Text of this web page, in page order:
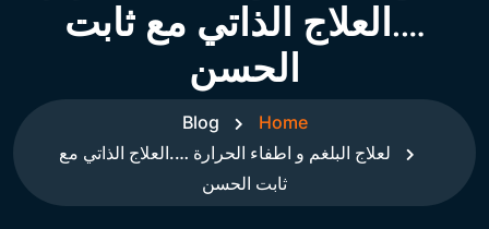
….العلاج الذاتي مع ثابت
الحسن
Home
Blog
لعلاج البلغم و اطفاء الحرارة ….العلاج الذاتي مع
ثابت الحسن